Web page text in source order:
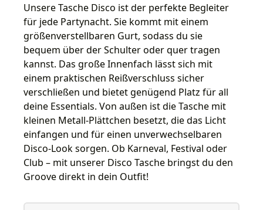
Unsere Tasche Disco ist der perfekte Begleiter
für jede Partynacht. Sie kommt mit einem
größenverstellbaren Gurt, sodass du sie
bequem über der Schulter oder quer tragen
kannst. Das große Innenfach lässt sich mit
einem praktischen Reißverschluss sicher
verschließen und bietet genügend Platz für all
deine Essentials. Von außen ist die Tasche mit
kleinen Metall-Plättchen besetzt, die das Licht
einfangen und für einen unverwechselbaren
Disco-Look sorgen. Ob Karneval, Festival oder
Club – mit unserer Disco Tasche bringst du den
Groove direkt in dein Outfit!